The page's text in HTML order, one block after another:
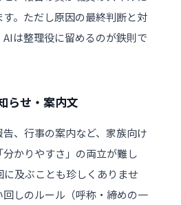
。ただし原因の最終判断と対
は整理役に留めるのが鉄則で
らせ・案内文
、行事の案内など、家族向け
かりやすさ」の両立が難し
に及ぶことも珍しくありませ
しのルール（呼称・締めの一